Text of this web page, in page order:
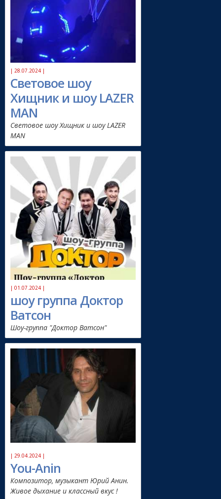
| 28.07.2024 |
Световое шоу
Хищник и шоу LAZER
MAN
Световое шоу Хищник и шоу LAZER
MAN
| 01.07.2024 |
шоу группа Доктор
Ватсон
Шоу-группа "Доктор Ватсон"
| 29.04.2024 |
You-Anin
Композитор, музыкант Юрий Анин.
Живое дыхание и классный вкус !